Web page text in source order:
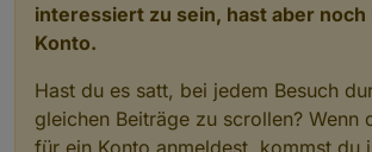
interessiert zu sein, hast aber noch
Konto.
Hast du es satt, bei jedem Besuch
gleichen Beiträge zu scrollen? Wenn